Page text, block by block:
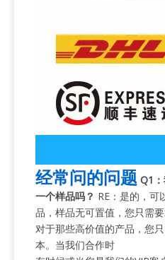
经常问的问题 Q1
一个样品吗？ RE：是的，可
品，样品无可置值，您只需
对于那些高价值的产品，您
本。当我们合作时